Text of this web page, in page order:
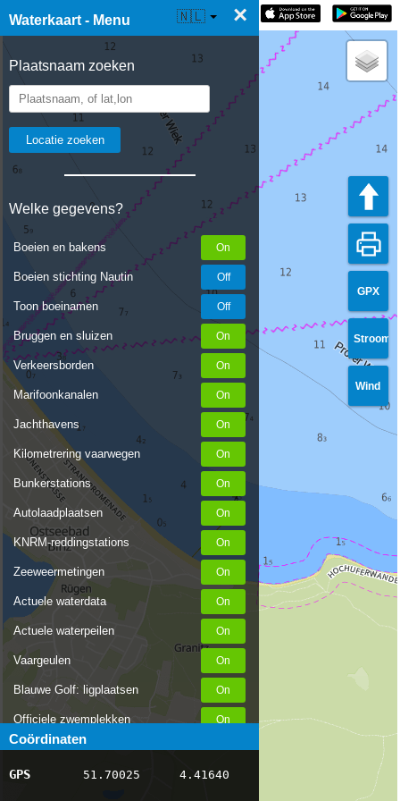
Waterkaart - Menu ×
Plaatsnaam zoeken
Welke gegevens?
Boeien en bakens
Boeien stichting Nautin
Toon boeinamen
Bruggen en sluizen
Verkeersborden
Marifoonkanalen
Jachthavens
Kilometrering vaarwegen
Bunkerstations
Autolaadplaatsen
KNRM-reddingstations
Zeeweermetingen
Actuele waterdata
Actuele waterpeilen
Vaargeulen
Blauwe Golf: ligplaatsen
Officiele zwemplekken
Stremmingen/hinder
AIS scheepsposities
Coördinaten
GPS 51.70025 4.41640
☰ Waterkaart Live 🇳🇱
GPX
Stroom
Wind